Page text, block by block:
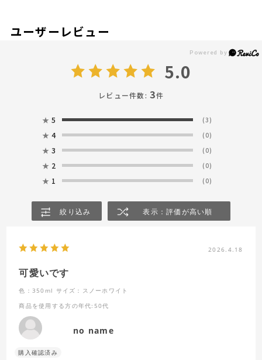
ユーザーレビュー
5.0
レビュー件数:3件
★ 5 (3)
★ 4 (0)
★ 3 (0)
★ 2 (0)
★ 1 (0)
絞り込み 表示：評価が高い順
2026.4.18
可愛いです
色：350ml サイズ：スノーホワイト
商品を使用する方の年代 :50代
no name